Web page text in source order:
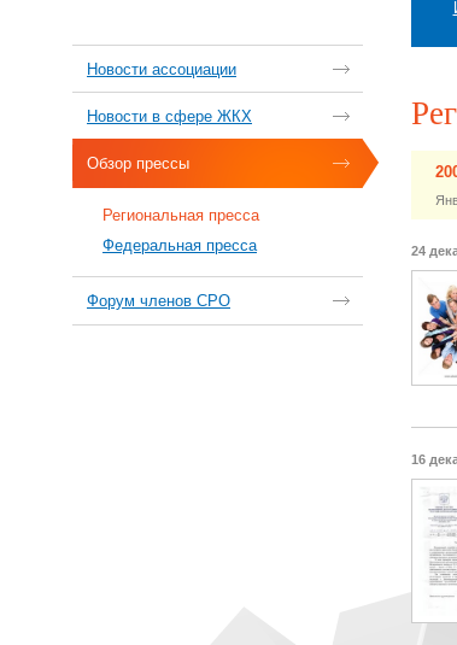
Новости ассоциации
Новости в сфере ЖКХ
Обзор прессы
Региональная пресса
Федеральная пресса
Форум членов СРО
24
16